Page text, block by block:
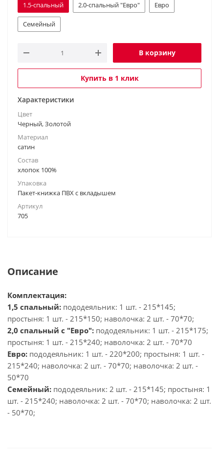
1.5-спальный
2.0-спальный "Евро" Евро
Семейный
В корзину
Купить в 1 клик
Характеристики
Цвет
Черный, Золотой
Материал
сатин
Состав
хлопок 100%
Упаковка
Пакет-книжка ПВХ с вкладышем
Артикул
705
Описание
Комплектация:
1,5 спальный: пододеяльник: 1 шт. - 215*145;
простыня: 1 шт. - 215*150; наволочка: 2 шт. - 70*70;
2,0 спальный с "Евро": пододеяльник: 1 шт. - 215*175;
простыня: 1 шт. - 215*240; наволочка: 2 шт. - 70*70
Евро: пододеяльник: 1 шт. - 220*200; простыня: 1 шт. -
215*240; наволочка: 2 шт. - 70*70; наволочка: 2 шт. -
50*70
Семейный: пододеяльник: 2 шт. - 215*145; простыня: 1
шт. - 215*240; наволочка: 2 шт. - 70*70; наволочка: 2 шт.
- 50*70;